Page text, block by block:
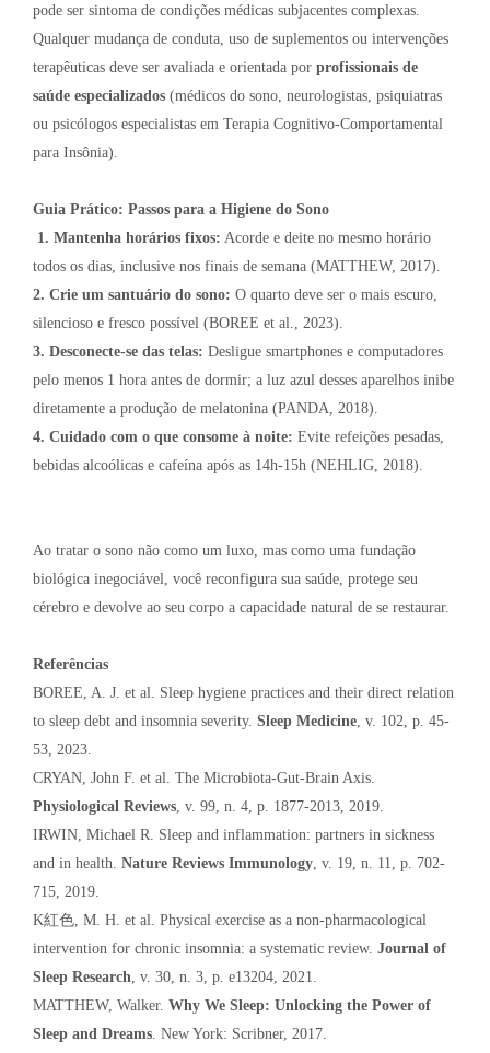
pode ser sintoma de condições médicas subjacentes complexas.
Qualquer mudança de conduta, uso de suplementos ou intervenções
terapêuticas deve ser avaliada e orientada por profissionais de
saúde especializados (médicos do sono, neurologistas, psiquiatras
ou psicólogos especialistas em Terapia Cognitivo-Comportamental
para Insônia).
Guia Prático: Passos para a Higiene do Sono
1. Mantenha horários fixos: Acorde e deite no mesmo horário
todos os dias, inclusive nos finais de semana (MATTHEW, 2017).
2. Crie um santuário do sono: O quarto deve ser o mais escuro,
silencioso e fresco possível (BOREE et al., 2023).
3. Desconecte-se das telas: Desligue smartphones e computadores
pelo menos 1 hora antes de dormir; a luz azul desses aparelhos inibe
diretamente a produção de melatonina (PANDA, 2018).
4. Cuidado com o que consome à noite: Evite refeições pesadas,
bebidas alcoólicas e cafeína após as 14h-15h (NEHLIG, 2018).
Ao tratar o sono não como um luxo, mas como uma fundação
biológica inegociável, você reconfigura sua saúde, protege seu
cérebro e devolve ao seu corpo a capacidade natural de se restaurar.
Referências
BOREE, A. J. et al. Sleep hygiene practices and their direct relation
to sleep debt and insomnia severity. Sleep Medicine , v. 102, p. 45-
53, 2023.
CRYAN, John F. et al. The Microbiota-Gut-Brain Axis.
Physiological Reviews , v. 99, n. 4, p. 1877-2013, 2019.
IRWIN, Michael R. Sleep and inflammation: partners in sickness
and in health. Nature Reviews Immunology , v. 19, n. 11, p. 702-
715, 2019.
K紅色, M. H. et al. Physical exercise as a non-pharmacological
intervention for chronic insomnia: a systematic review. Journal of
Sleep Research , v. 30, n. 3, p. e13204, 2021.
MATTHEW, Walker. Why We Sleep: Unlocking the Power of
Sleep and Dreams . New York: Scribner, 2017.